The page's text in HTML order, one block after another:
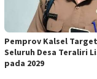
Pemprov Kalsel
Seluruh Desa Teraliri
pada 2029